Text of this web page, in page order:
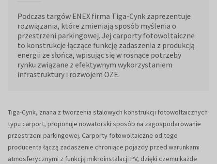
Podczas targów ENEX firma Tiga-Cynk zaprezentuje
rozwiązania, które zmieniają sposób myślenia o
przestrzeni parkingowej. Jej carporty fotowoltaiczne
to konstrukcje łączące funkcję zadaszenia z produkcją
energii ze słońca, wpisując się w rosnące potrzeby
rynku związane z efektywnym wykorzystaniem
infrastruktury i rozwojem OZE.
Tiga-Cynk, znana z tworzenia stalowych konstrukcji fotowoltaicznych
typu carport, proponuje nowatorski sposób na zagospodarowanie
przestrzeni parkingowej. Carporty fotowoltaiczne od tego
producenta łączą zadaszenie chroniące pojazdy przed warunkami
atmosferycznymi z funkcją mikroinstalacji PV, dzięki czemu każde